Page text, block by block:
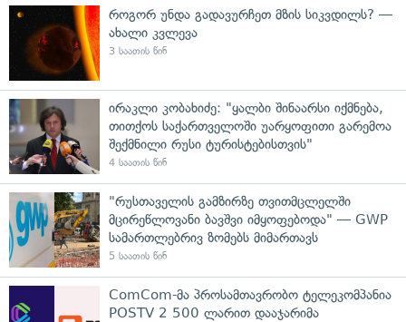
როგორ უნდა გადავურჩეთ მზის სიკვდილს? —
ახალი კვლევა
3 საათის წინ
ირაკლი კობახიძე: "ყალბი შინაარსი იქმნება,
თითქოს საქართველოში უარყოფითი გარემოა
შექმნილი რუსი ტურისტებისთვის"
4 საათის წინ
"რუსთაველის გამზირზე თვითმცლელში
მცირეწლოვანი ბავშვი იმყოფებოდა" — GWP
სამართლებრივ ზომებს მიმართავს
5 საათის წინ
ComCom-მა პროსამთავრობო ტელეკომპანია
POSTV 2 500 ლარით დააჯარიმა